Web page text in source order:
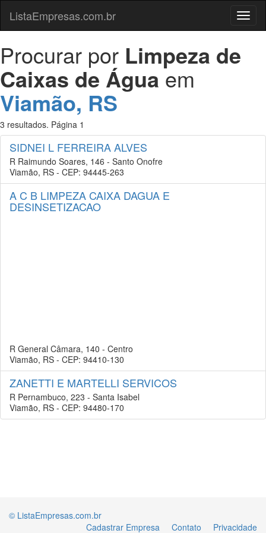
Menu
ListaEmpresas.com.br
Procurar por Limpeza de
Caixas de Águaem
Viamão, RS
3 resultados. Página 1
SIDNEI L FERREIRA ALVES
R Raimundo Soares, 146 - Santo Onofre
Viamão, RS - CEP: 94445-263
A C B LIMPEZA CAIXA DAGUA E
DESINSETIZACAO
R General Câmara, 140 - Centro
Viamão, RS - CEP: 94410-130
ZANETTI E MARTELLI SERVICOS
R Pernambuco, 223 - Santa Isabel
Viamão, RS - CEP: 94480-170
© ListaEmpresas.com.br
Cadastrar Empresa
Contato Privacidade